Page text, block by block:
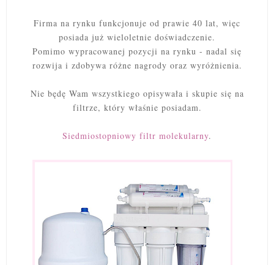
Firma na rynku funkcjonuje od prawie 40 lat, więc
posiada już wieloletnie doświadczenie.
Pomimo wypracowanej pozycji na rynku - nadal się
rozwija i zdobywa różne nagrody oraz wyróżnienia.
Nie będę Wam wszystkiego opisywała i skupie się na
filtrze, który właśnie posiadam.
Siedmiostopniowy filtr molekularny.